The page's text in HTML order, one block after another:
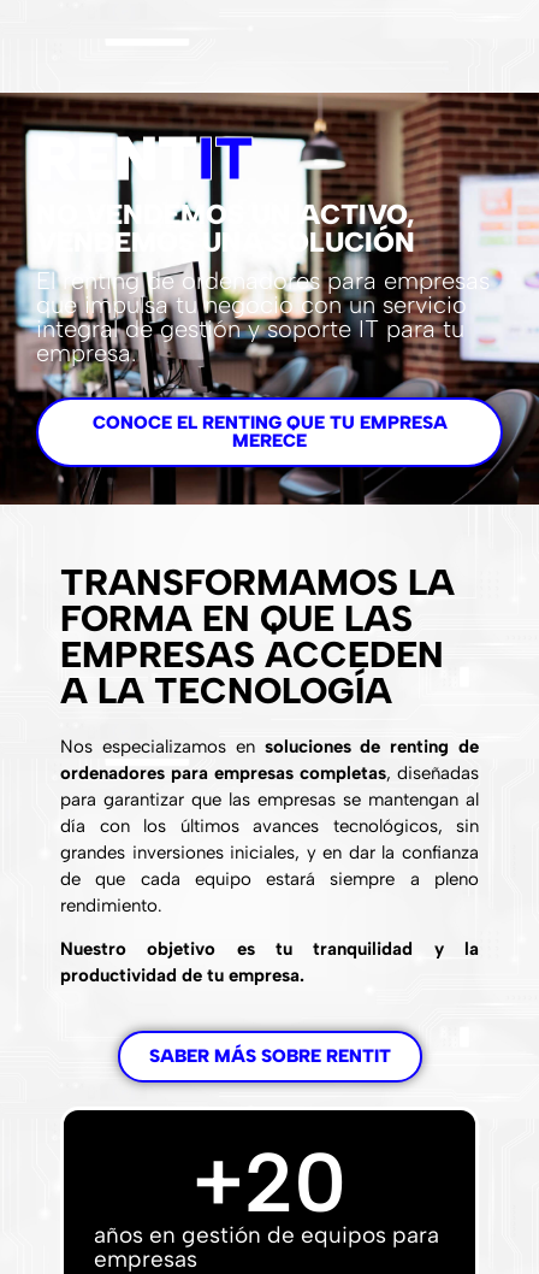
RENTIT
NO VENDEMOS UN ACTIVO,
VENDEMOS UNA SOLUCIÓN
El renting de ordenadores para empresas
que impulsa tu negocio con un servicio
integral de gestión y soporte IT para tu
empresa.
CONOCE EL RENTING QUE TU EMPRESA
MERECE
TRANSFORMAMOS LA
FORMA EN QUE LAS
EMPRESAS ACCEDEN
A LA TECNOLOGÍA
Nos especializamos en soluciones de renting de
ordenadores para empresas completas, diseñadas
para garantizar que las empresas se mantengan al
día con los últimos avances tecnológicos, sin
grandes inversiones iniciales, y en dar la confianza
de que cada equipo estará siempre a pleno
rendimiento.
Nuestro objetivo es tu tranquilidad y la
productividad de tu empresa.
SABER MÁS SOBRE RENTIT
años en gestión de equipos para
empresas
+20